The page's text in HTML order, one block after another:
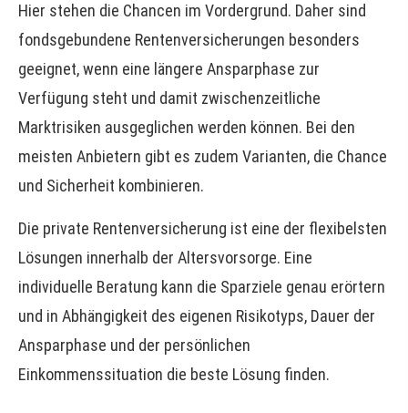
Hier stehen die Chancen im Vordergrund. Daher sind
fondsgebundene Rentenversicherungen besonders
geeignet, wenn eine längere Ansparphase zur
Verfügung steht und damit zwischenzeitliche
Marktrisiken ausgeglichen werden können. Bei den
meisten Anbietern gibt es zudem Varianten, die Chance
und Sicherheit kombinieren.
Die private Rentenversicherung ist eine der flexibelsten
Lösungen innerhalb der Alters­vorsorge. Eine
individuelle Beratung kann die Sparziele genau erörtern
und in Abhängigkeit des eigenen Risikotyps, Dauer der
Ansparphase und der persönlichen
Einkommenssituation die beste Lösung finden.